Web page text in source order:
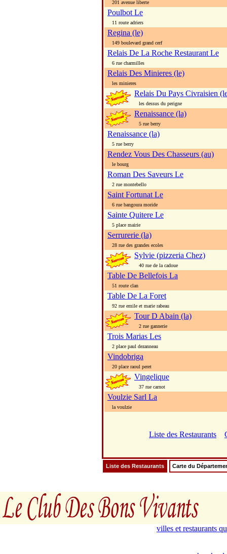
201 avenue liberte
Poulbot Le
11 route adriers
Regina (le)
149 boulevard grand cerf
Relais De La Roche Restaurant Le
6 rue charmilles
Relais Des Minieres (le)
les minieres
Relais Du Pays Civraisien
les dessus du perigne
Renaissance (la)
5 rue berry
Renaissance (la)
5 rue berry
Rendez Vous Des Chasseurs (au)
le bourg
Roman Des Saveurs Le
2 rue montebello
Saint Fortunat Le
6 rue bangoura moride
Sainte Quitere Le
5 place mairie
Serrurerie (la)
28 rue des grandes ecoles
Sylvie (pizzeria Chez)
40 rue de la cadoue
Table De Bellefois La
51 route clan
Table De La Foret
92 rue emile et marie rabeau
Tour D Abain (la)
2 rue gannerie
Trois Marias Les
2 place paul dezanneau
Vindobriga
20 place raoul peret
Vingelique
37 rue carnot
Voulzie Sarl La
la voulzie
Liste des Restaurants
Liste des Restaurants Carte du
villes et restaurants